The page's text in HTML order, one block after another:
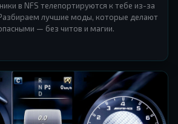
в NFS телепортируются к тебе из-за
лучшие моды, которые делают
— без читов и магии.